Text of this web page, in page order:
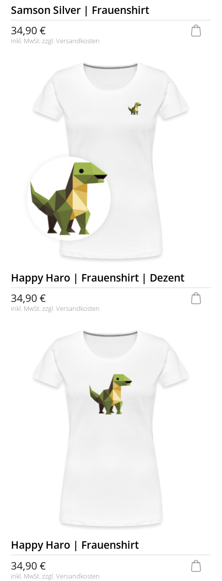
Samson Silver | Frauenshirt
34,90 €
inkl. MwSt. zzgl.Versandkosten
Happy Haro | Frauenshirt | Dezent
34,90 €
inkl. MwSt. zzgl.Versandkosten
Happy Haro | Frauenshirt
34,90 €
inkl. MwSt. zzgl.Versandkosten